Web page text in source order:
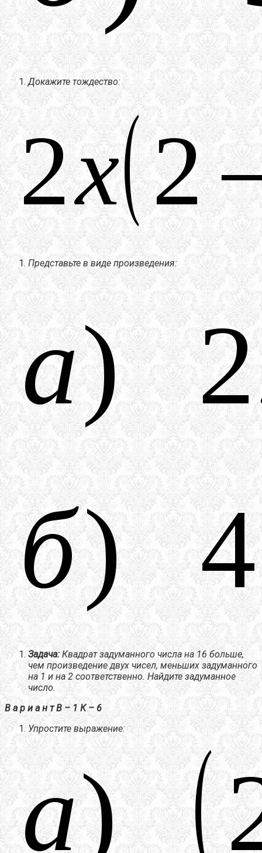
Докажите тождество:
Представьте в виде произведения:
Задача: Квадрат задуманного числа на 16 больше,
чем произведение двух чисел, меньших задуманного
на 1 и на 2 соответственно. Найдите задуманное
число.
В а р и а н т В – 1 К – 6
Упростите выражение: